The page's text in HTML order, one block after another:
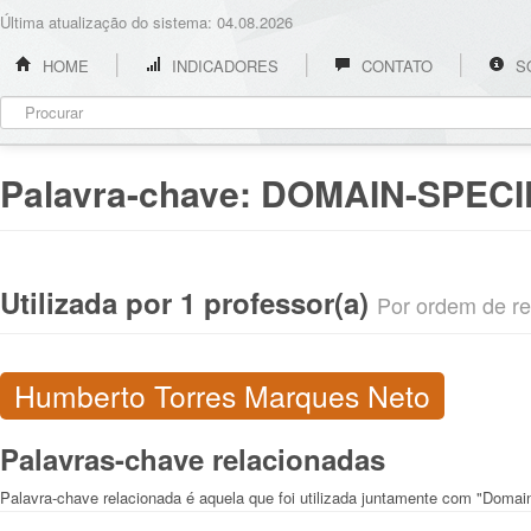
Última atualização do sistema: 04.08.2026
HOME
INDICADORES CONTATO
Palavra-chave: DOMAIN-
Utilizada por 1 professor(a) Por ordem de
Humberto Torres Marques Neto
Palavras-chave relacionadas
Palavra-chave relacionada é aquela que foi utilizada juntamente com